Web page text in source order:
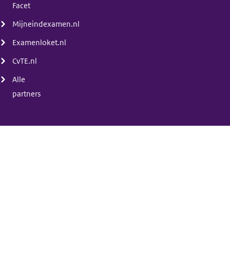
Facet
Mijneindexamen.nl
Examenloket.nl
CvTE.nl
Alle
partners